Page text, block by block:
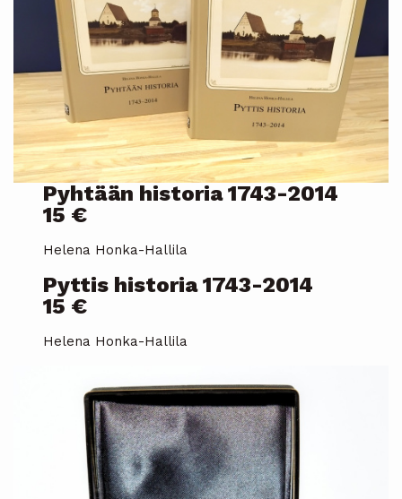
Pyhtään historia 1743-2014
15 €
Helena Honka-Hallila
Pyttis historia 1743-2014
15 €
Helena Honka-Hallila